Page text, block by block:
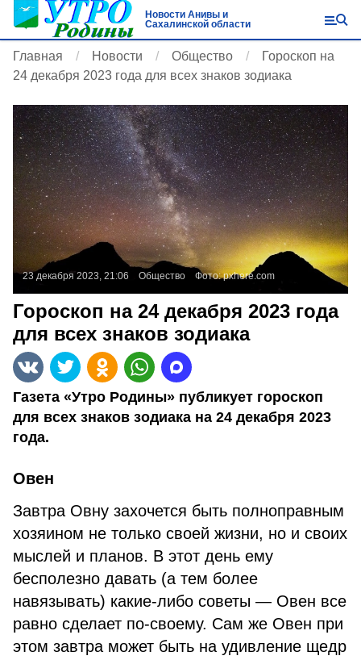
Новости Анивы и
Сахалинской области
Главная Новости Общество
Гороскоп на
24 декабря 2023 года для всех знаков зодиака
23 декабря 2023, 21:06 Общество Фото:pxhere.com
Гороскоп на 24 декабря 2023 года
для всех знаков зодиака
Газета «Утро Родины» публикует гороскоп
для всех знаков зодиака на 24 декабря 2023
года.
Овен
Завтра Овну захочется быть полноправным
хозяином не только своей жизни, но и своих
мыслей и планов. В этот день ему
бесполезно давать (а тем более
навязывать) какие-либо советы — Овен все
равно сделает по-своему. Сам же Овен при
этом завтра может быть на удивление щедр